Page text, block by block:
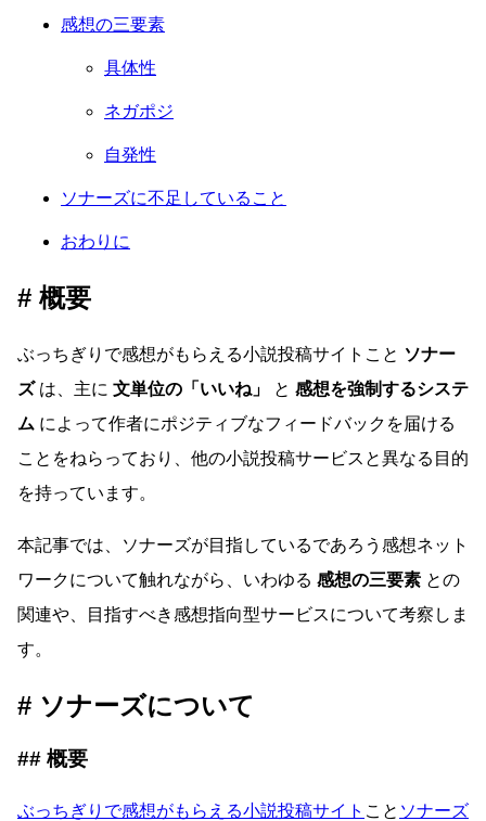
感想の三要素
具体性
ネガポジ
自発性
ソナーズに不足していること
おわりに
概要
ぶっちぎりで感想がもらえる小説投稿サイトこと ソナー
ズは、主に 文単位の「いいね」 と 感想を強制するシステ
ム によって作者にポジティブなフィードバックを届ける
ことをねらっており、他の小説投稿サービスと異なる目的
を持っています。
本記事では、ソナーズが目指しているであろう感想ネット
ワークについて触れながら、いわゆる 感想の三要素 との
関連や、目指すべき感想指向型サービスについて考察しま
す。
ソナーズについて
概要
ぶっちぎりで感想がもらえる小説投稿サイト こと ソナーズ